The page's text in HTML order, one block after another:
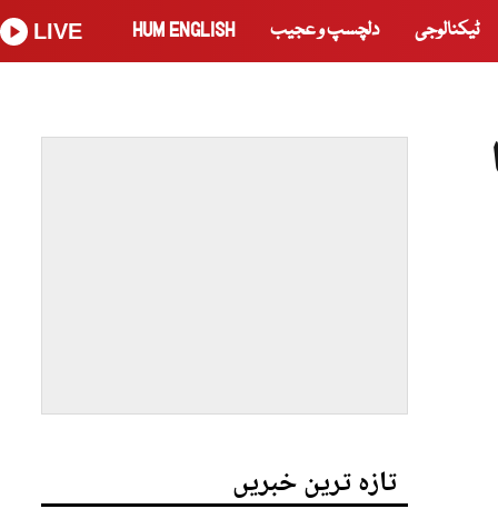
ٹیکنالوجی دلچسپ و عجیب HUM ENGLISH
LIVE
تازہ ترین خبریں